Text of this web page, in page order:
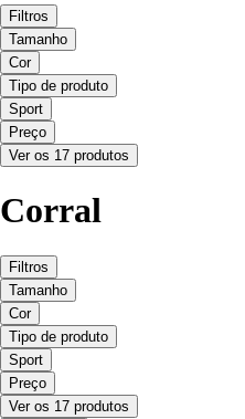
Filtros
Tamanho
Cor
Tipo de produto
Sport
Preço
Ver os 17 produtos
Corral
Filtros
Tamanho
Cor
Tipo de produto
Sport
Preço
Ver os 17 produtos